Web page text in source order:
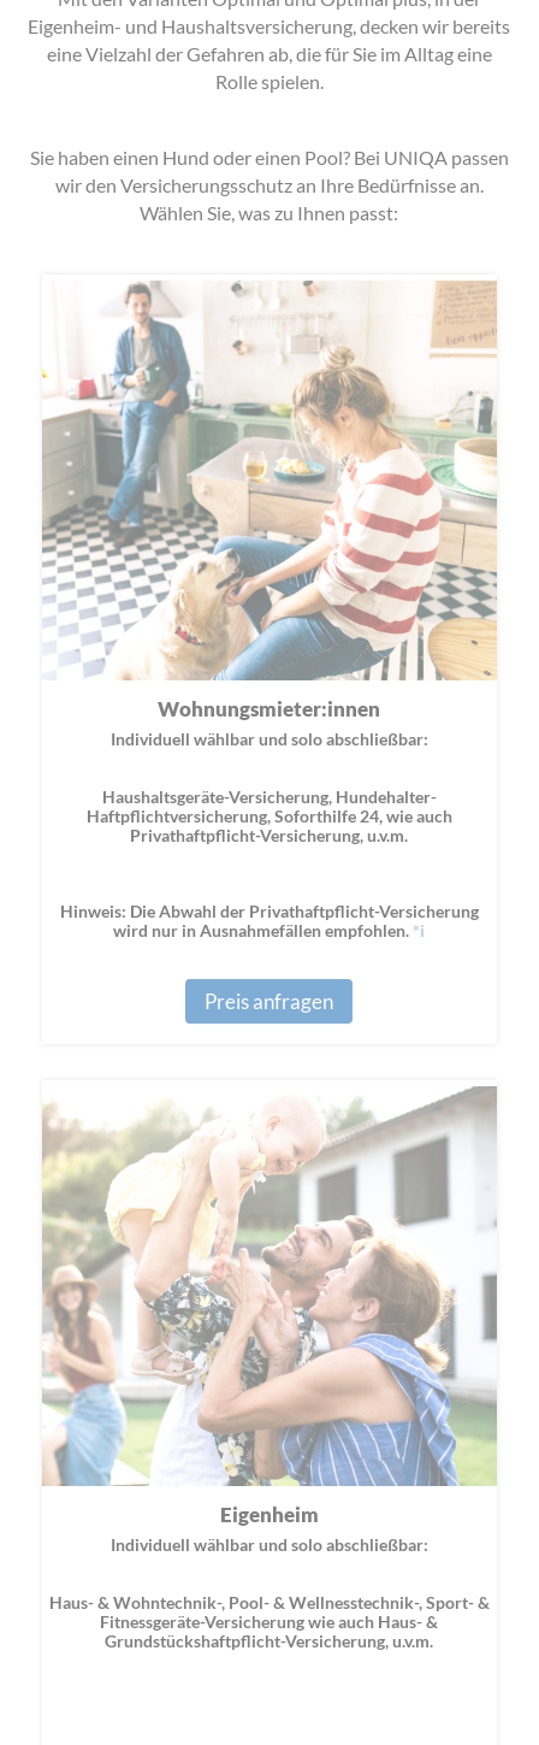
Eigenheim- und Haushaltsversicherung, decken wir bereits
eine Vielzahl der Gefahren ab, die für Sie im Alltag eine
Rolle spielen.
Sie haben einen Hund oder einen Pool? Bei UNIQA passen
wir den Versicherungsschutz an Ihre Bedürfnisse an.
Wählen Sie, was zu Ihnen passt:
Wohnungsmieter:innen
Individuell wählbar und solo abschließbar:
Haushaltsgeräte-Versicherung, Hundehalter-
Haftpflichtversicherung, Soforthilfe 24, wie auch
Privathaftpflicht-Versicherung, u.v.m.
Hinweis: Die Abwahl der Privathaftpflicht-Versicherung
wird nur in Ausnahmefällen empfohlen.*i
Preis anfragen
Eigenheim
Individuell wählbar und solo abschließbar:
Haus- & Wohntechnik-, Pool- & Wellnesstechnik-, Sport- &
Fitnessgeräte-Versicherung wie auch Haus- &
Grundstückshaftpflicht-Versicherung, u.v.m.